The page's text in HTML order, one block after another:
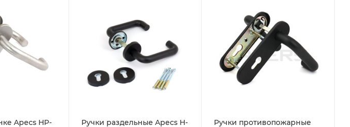
Apecs HP-
Ручки раздельные Apecs H-
Ручки противопожарные